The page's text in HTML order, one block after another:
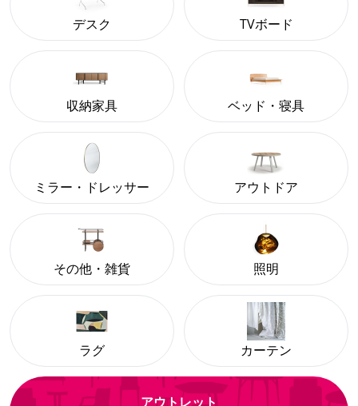
デスク TVボード
収納家具 ベッド・寝具
ミラー・ドレッサー アウトドア
その他・雑貨 照明
ラグ カーテン
アウトレット